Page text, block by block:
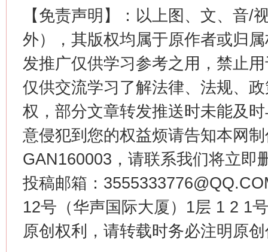
【免责声明】：以上图、文、音/
外），其版权均属于原作者或归
发推广仅供学习参考之用，禁止
仅供交流学习了解法律、法规、
权，部分文章转发推送时未能及
意侵犯到您的权益烦请告知本网
GAN160003，请联系我们将立即
投稿邮箱：
12号（华声国际大厦）1层 1 2 1
原创权利，请转载时务必注明原
“刷贴”乱象丛生
生
揭批美国五大"原罪"